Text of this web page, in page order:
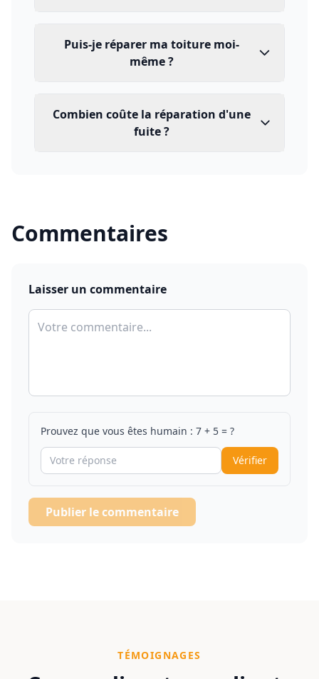
Puis-je réparer ma toiture moi-
même ?
Combien coûte la réparation d'une
fuite ?
Commentaires
Laisser un commentaire
Prouvez que vous êtes humain : 7 + 5 = ?
Vérifier
Publier le commentaire
TÉMOIGNAGES